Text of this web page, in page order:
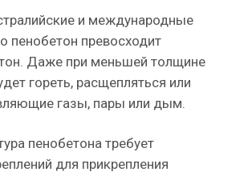
и международные
пенобетон превосходит
Даже при меньшей толщине
гореть, расщепляться или
газы, пары или дым.
пенобетона требует
для прикрепления